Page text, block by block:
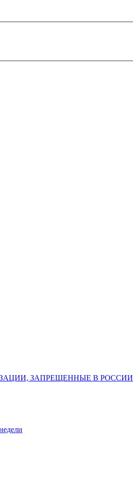
ЗАПРЕЩЕННЫЕ В РОССИИ